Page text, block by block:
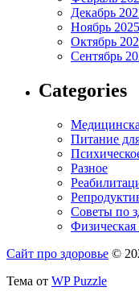
Декабрь
Ноябрь 2025
Октябрь
Сентябрь
Categories
Питание
Разное
Советы по
Физическая
Сайт про здоровье ©
Тема от WP Puzzle